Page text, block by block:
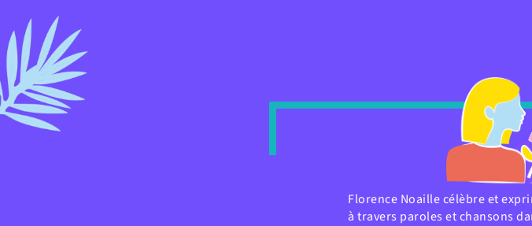
Florence Noaille célèbre et
à travers paroles et chansons